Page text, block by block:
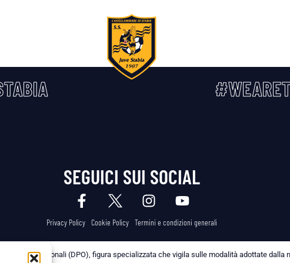
SEGUICI SUI SOCIAL
Privacy Policy Cookie Policy Termini e condizioni generali
dei Dati Personali (DPO), figura specializzata che vigila sulle modalità adottate